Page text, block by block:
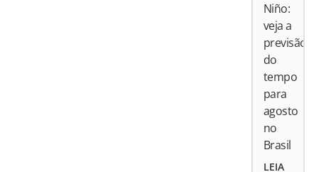
Niño:
veja a
previsão
do
tempo
para
agosto
no
Brasil
LEIA